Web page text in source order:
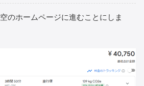
のホームページに進むことにしま